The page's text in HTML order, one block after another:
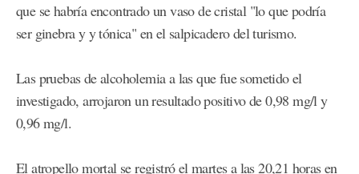
que se habría encontrado un vaso de cristal "lo que podría
ser ginebra y y tónica" en el salpicadero del turismo.
Las pruebas de alcoholemia a las que fue sometido el
investigado, arrojaron un resultado positivo de 0,98 mg/l y
0,96 mg/l.
El atropello mortal se registró el martes a las 20,21 horas en